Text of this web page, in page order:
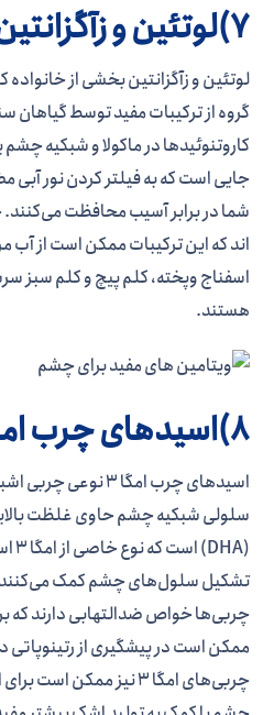
7)لوتئین و زآگزانتین
لوتئین و زآگزانتین بخشی از
گروه از ترکیبات مفید توسط
کاروتنوئیدها در ماکولا و شبکیه
جایی است که به فیلتر کردن نور
شما در برابر آسیب محافظت
‌اند که این ترکیبات ممکن است از آب
اسفناج وپخته، کلم پیچ و کلم سبز
هستند.
8)اسیدهای چرب امگا 3
اسیدهای چرب امگا 3
سلولی شبکیه چشم حاوی غلظت
تشکیل سلول‌های چشم کمک می‌کنند.
چربی‌ها خواص ضدالتهابی دارند که
ممکن است در پیشگیری از
چربی‌های امگا 3 نیز ممکن